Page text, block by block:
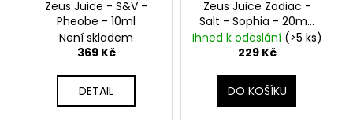
Zeus Juice - S&V -
Pheobe - 10ml
Není skladem
369 Kč
DETAIL
Zeus Juice Zodiac -
Salt - Sophia - 20mg
Borůvka, Třešeň,
Brusinka, Chladivá
Ihned k odeslání (>5 ks)
229 Kč
DO KOŠÍKU